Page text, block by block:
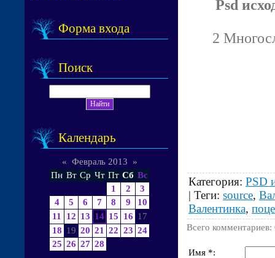
Форма входа
Поиск
Календарь
« Февраль 2013
»
Пн Вт Ср Чт Пт Сб Вс
1
2
3
4
5 6 7 8 9
10
11
12 13 14 15 16 17
18 19 20 21 22 23 24
25 26 27 28
Psd
2
Категория: PSD
| Теги: source,
Валентинка,
Всего комментариев:
Имя *: